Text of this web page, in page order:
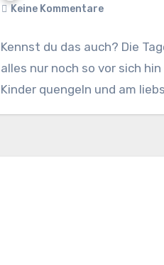
Keine Kommentare
Kennst du das auch? Die
alles nur noch so vor sich
Kinder quengeln und am